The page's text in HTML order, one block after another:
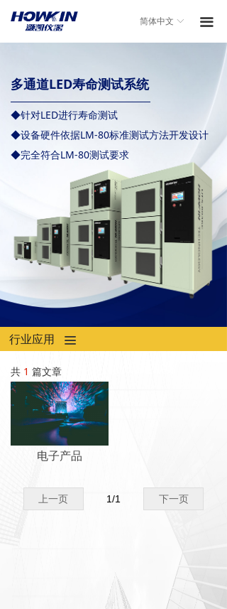
끀
ꀅ
简体中文
共 1 篇文章
电子产品
上一页 下一页
1/1
多通道LED寿命测试系统
◆针对LED进行寿命测试
◆设备硬件依据LM-80标准测试方法开发设计
◆完全符合LM-80测试要求
行业应用 끀